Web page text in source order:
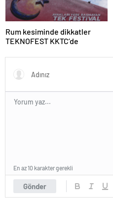
Rum kesiminde dikkatler
TEKNOFEST KKTC’de
Gönder
En az 10 karakter gerekli